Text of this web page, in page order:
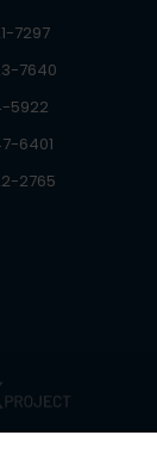
7297
7640
5922
6401
2765